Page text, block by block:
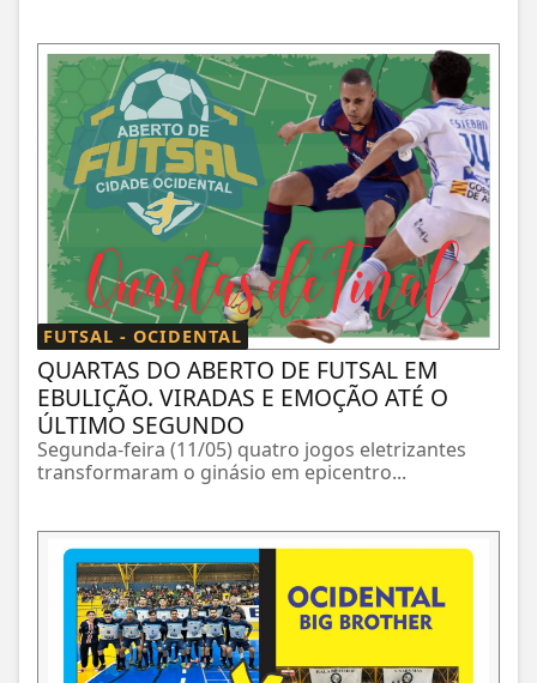
FUTSAL - OCIDENTAL
QUARTAS DO ABERTO DE FUTSAL EM
EBULIÇÃO. VIRADAS E EMOÇÃO ATÉ O
ÚLTIMO SEGUNDO
Segunda-feira (11/05) quatro jogos eletrizantes
transformaram o ginásio em epicentro...